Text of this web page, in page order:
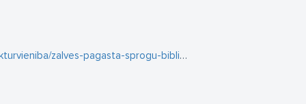
zalves-pagasta-sprogu-biblioteka